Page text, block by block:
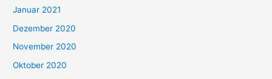
Januar 2021
Dezember 2020
November 2020
Oktober 2020